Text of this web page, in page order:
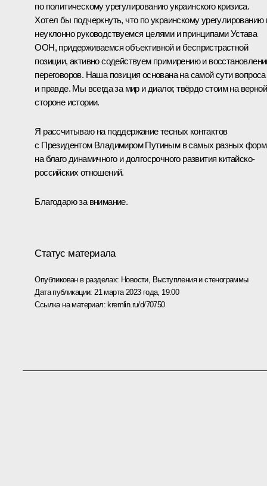
по политическому урегулированию украинского кризиса.
Хотел бы подчеркнуть, что по украинскому
неуклонно руководствуемся целями и принципами Устава
ООН, придерживаемся объективной и беспристрастной
позиции, активно содействуем примирению и
переговоров. Наша позиция основана на самой сути вопроса
и правде. Мы всегда за мир и диалог, твёрдо стоим на верной
стороне истории.
Я рассчитываю на поддержание тесных контактов
с Президентом Владимиром Путиным в самых разных
на благо динамичного и долгосрочного развития китайско-
российских отношений.
Благодарю за внимание.
Статус материала
Опубликован в разделах: Новости, Выступления и стенограммы
Дата публикации: 21 марта 2023 года, 19:00
Ссылка на материал: kremlin.ru/d/70750